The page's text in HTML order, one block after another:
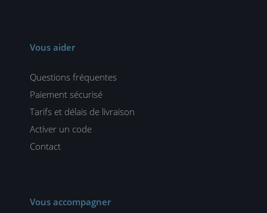
Vous aider
Questions fréquentes
Paiement sécurisé
Tarifs et délais de livraison
Activer un code
Contact
Vous accompagner